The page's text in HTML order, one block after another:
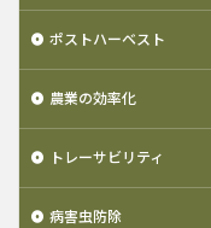
ポストハーベスト
農業の効率化
トレーサビリティ
病害虫防除